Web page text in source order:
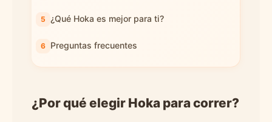
¿Qué Hoka es mejor para ti?
Preguntas frecuentes
¿Por qué elegir Hoka para correr?